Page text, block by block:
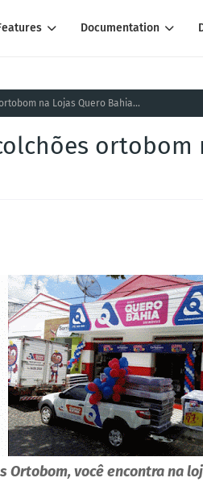
Documentation
na Lojas Quero Bahia...
ortobom
Ortobom, você encontra na